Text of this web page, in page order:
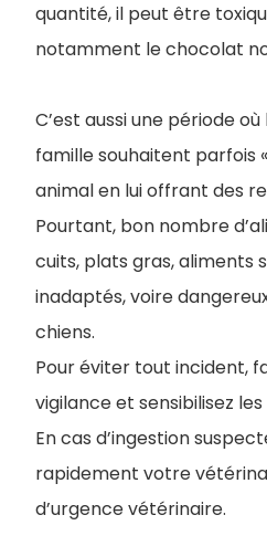
quantité, il peut être
notamment le chocolat
C’est aussi une période
famille souhaitent parfois
animal en lui offrant des
Pourtant, bon nombre
cuits, plats gras, aliments
inadaptés, voire
chiens.
Pour éviter tout incident,
vigilance et sensibilisez
En cas d’ingestion
rapidement votre
d’urgence vétérinaire.